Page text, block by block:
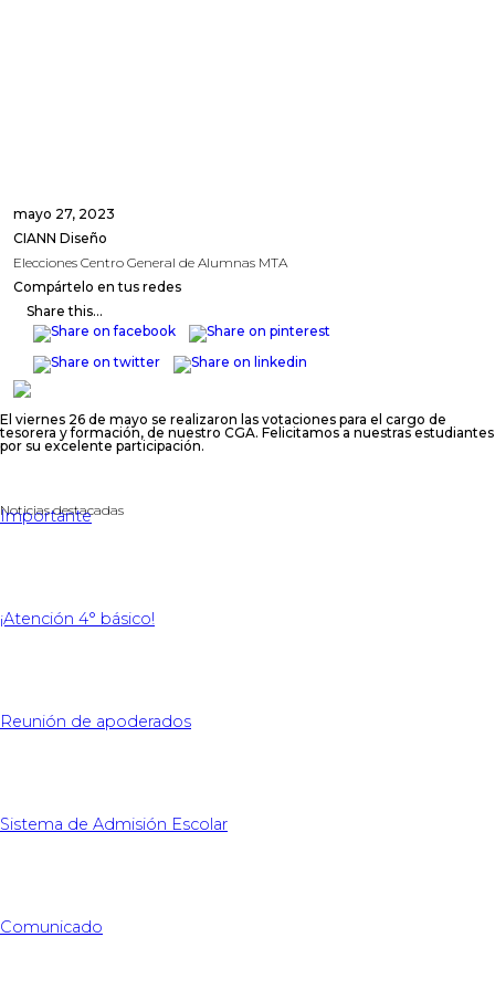
mayo 27, 2023
CIANN Diseño
Elecciones Centro General de Alumnas MTA
Compártelo en tus redes
Share this...
El viernes 26 de mayo se realizaron las votaciones para el cargo de
tesorera y formación, de nuestro CGA. Felicitamos a nuestras estudiantes
por su excelente participación.
Noticias destacadas
Importante
¡Atención 4° básico!
Reunión de apoderados
Sistema de Admisión Escolar
Comunicado